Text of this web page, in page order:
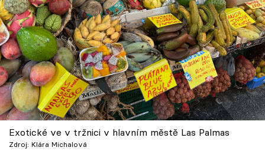
Exotické ve v tržnici v hlavním městě Las Palmas
Zdroj: Klára Michalová